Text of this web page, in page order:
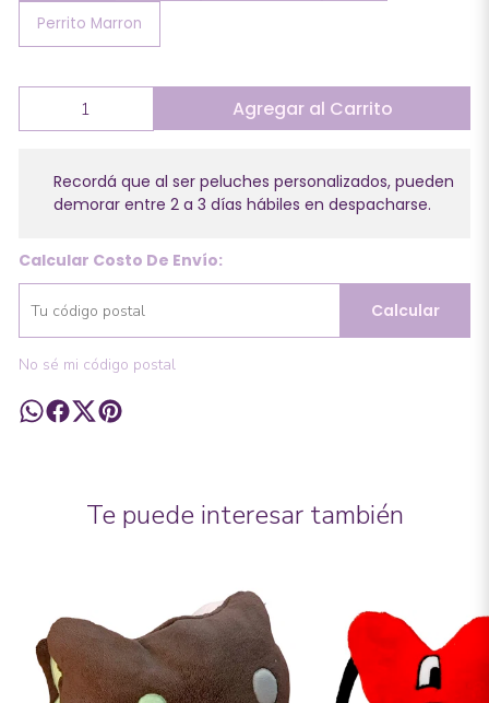
Perrito Marron
Agregar al Carrito
Recordá que al ser peluches personalizados, pueden
demorar entre 2 a 3 días hábiles en despacharse.
Calcular Costo De Envío:
Calcular
No sé mi código postal
Te puede interesar también